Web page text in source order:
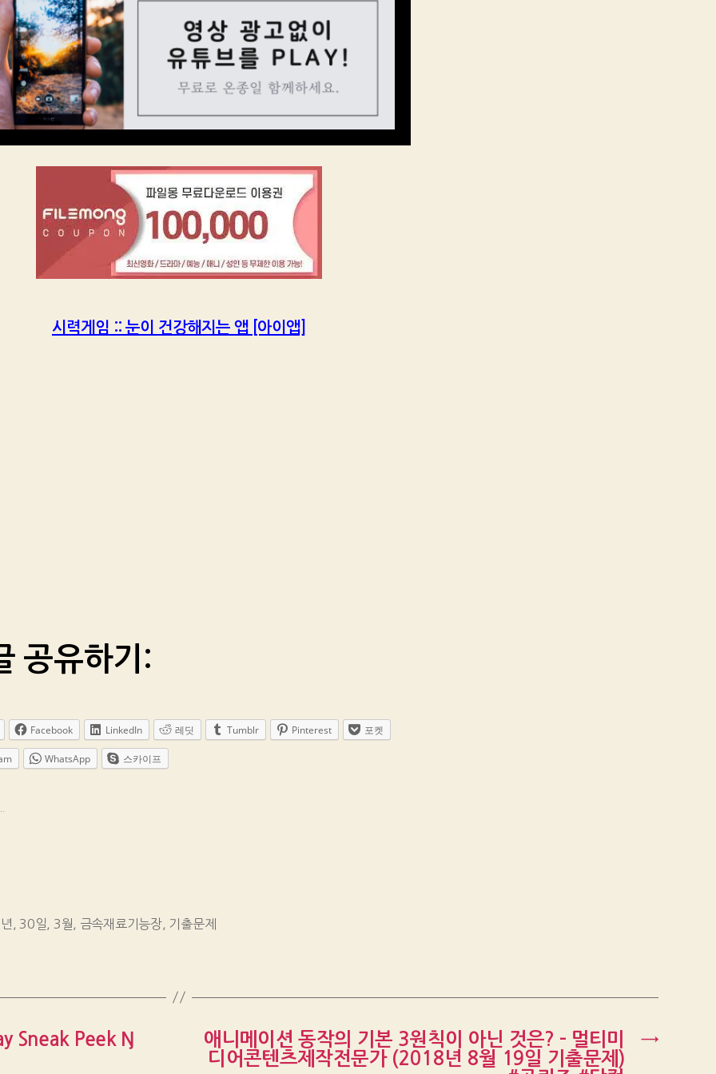
시력게임 :: 눈이 건강해지는 앱 [아이앱]
공유하기:
Facebook LinkedIn 레딧 Tumblr Pinterest 포켓
WhatsApp 스카이프
30일 3월 금속재료기능장, 기출문제
Sneak Peek Ŋ →
애니메이션 동작의 기본 3원칙이 아닌 것은? – 멀티미
디어콘텐츠제작전문가 (2018년 8월 19일 기출문제)